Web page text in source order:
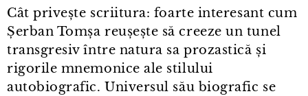
Cât privește scriitura: foarte interesant cum
Șerban Tomșa reușește să creeze un tunel
transgresiv între natura sa prozastică și
rigorile mnemonice ale stilului
autobiografic. Universul său biografic se